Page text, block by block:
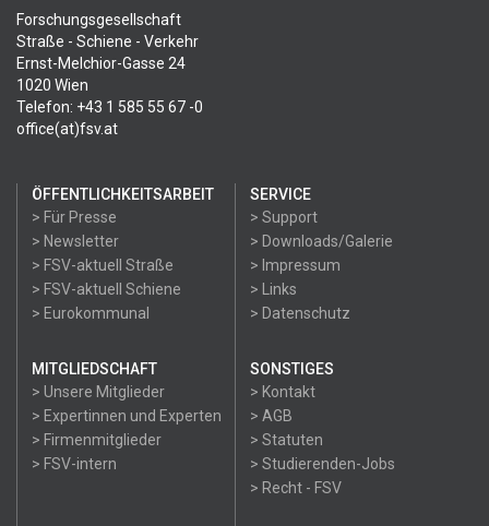
Forschungsgesellschaft
Straße - Schiene - Verkehr
Ernst-Melchior-Gasse 24
1020 Wien
Telefon: +43 1 585 55 67 -0
office(at)fsv.at
ÖFFENTLICHKEITSARBEIT
> Für Presse
> Newsletter
> FSV-aktuell Straße
> FSV-aktuell Schiene
> Eurokommunal
SERVICE
> Support
> Downloads/Galerie
> Impressum
> Links
> Datenschutz
MITGLIEDSCHAFT
> Unsere Mitglieder
> Expertinnen und Experten
> Firmenmitglieder
> FSV-intern
SONSTIGES
> Kontakt
> AGB
> Statuten
> Studierenden-Jobs
> Recht - FSV